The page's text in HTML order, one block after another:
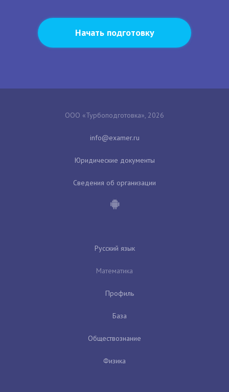
Начать подготовку
ООО «Турбоподготовка», 2026
Юридические документы
Сведения об организации
Русский язык
Математика
Профиль
База
Обществознание
Физика